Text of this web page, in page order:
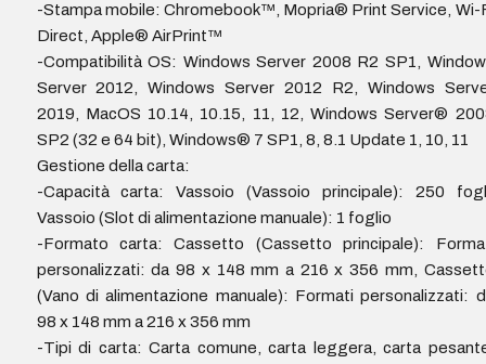
-Stampa mobile: Chromebook™, Mopria® Print Service, Wi-
Direct, Apple® AirPrint™
-Compatibilità OS: Windows Server 2008 R2 SP1,
Server 2012, Windows Server 2012 R2, Windows
2019, MacOS 10.14, 10.15, 11, 12, Windows Server®
SP2 (32 e 64 bit), Windows® 7 SP1, 8, 8.1 Update 1, 10, 11
Gestione della carta:
-Capacità carta: Vassoio (Vassoio principale): 250
Vassoio (Slot di alimentazione manuale): 1 foglio
-Formato carta: Cassetto (Cassetto principale):
personalizzati: da 98 x 148 mm a 216 x 356 mm,
(Vano di alimentazione manuale): Formati personalizzati:
98 x 148 mm a 216 x 356 mm
-Tipi di carta: Carta comune, carta leggera, carta